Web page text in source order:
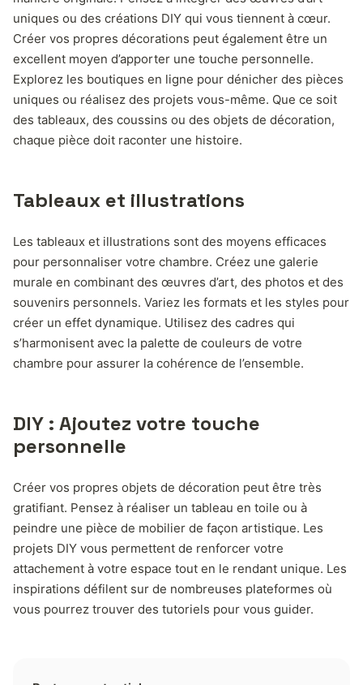
uniques ou des créations DIY qui vous tiennent à cœur.
Créer vos propres décorations peut également être un
excellent moyen d’apporter une touche personnelle.
Explorez les boutiques en ligne pour dénicher des pièces
uniques ou réalisez des projets vous-même. Que ce soit
des tableaux, des coussins ou des objets de décoration,
chaque pièce doit raconter une histoire.
Tableaux et illustrations
Les tableaux et illustrations sont des moyens efficaces
pour personnaliser votre chambre. Créez une galerie
murale en combinant des œuvres d’art, des photos et des
souvenirs personnels. Variez les formats et les styles pour
créer un effet dynamique. Utilisez des cadres qui
s’harmonisent avec la palette de couleurs de votre
chambre pour assurer la cohérence de l’ensemble.
DIY : Ajoutez votre touche
personnelle
Créer vos propres objets de décoration peut être très
gratifiant. Pensez à réaliser un tableau en toile ou à
peindre une pièce de mobilier de façon artistique. Les
projets DIY vous permettent de renforcer votre
attachement à votre espace tout en le rendant unique. Les
inspirations défilent sur de nombreuses plateformes où
vous pourrez trouver des tutoriels pour vous guider.